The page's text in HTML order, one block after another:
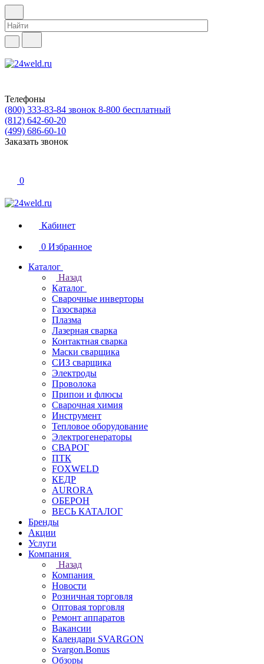
Телефоны
(800) 333-83-84 звонок 8-800 бесплатный
(812) 642-60-20
(499) 686-60-10
Заказать звонок
0
Кабинет
0 Избранное
Каталог
Назад
Каталог
Сварочные инверторы
Газосварка
Плазма
Лазерная сварка
Контактная сварка
Маски сварщика
СИЗ сварщика
Электроды
Проволока
Припои и флюсы
Сварочная химия
Инструмент
Тепловое оборудование
Электрогенераторы
СВАРОГ
ПТК
FOXWELD
КЕДР
AURORA
ОБЕРОН
ВЕСЬ КАТАЛОГ
Бренды
Акции
Услуги
Компания
Назад
Компания
Новости
Розничная торговля
Оптовая торговля
Ремонт аппаратов
Вакансии
Календари SVARGON
Svargon.Bonus
Обзоры